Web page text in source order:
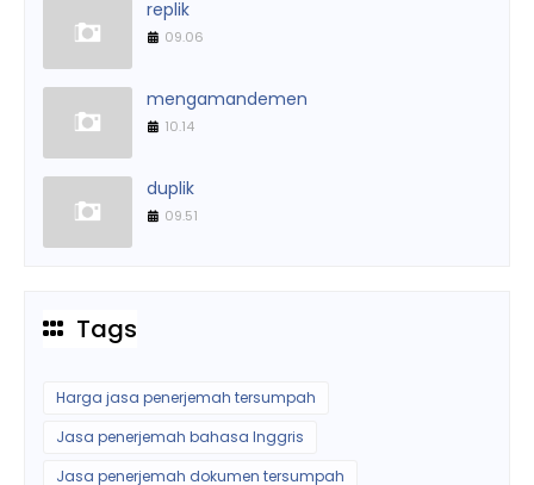
replik
09.06
mengamandemen
10.14
duplik
09.51
Tags
Harga jasa penerjemah tersumpah
Jasa penerjemah bahasa Inggris
Jasa penerjemah dokumen tersumpah